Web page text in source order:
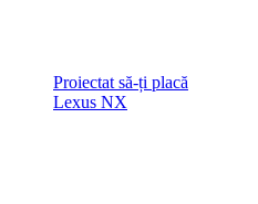
Proiectat să-ți placă
Lexus NX